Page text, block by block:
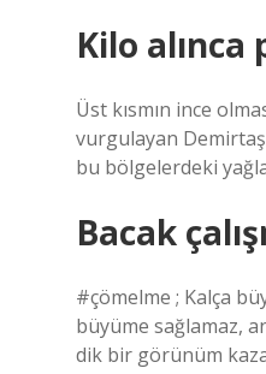
Kilo
Üst kısmın ince
vurgulayan
bu bölgelerdeki
Bacak
#çömelme ; Kalça
büyüme sağlamaz,
dik bir görünüm